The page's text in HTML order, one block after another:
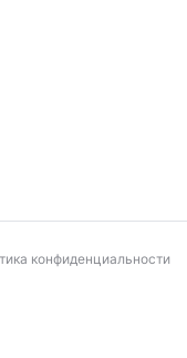
конфиденциальности